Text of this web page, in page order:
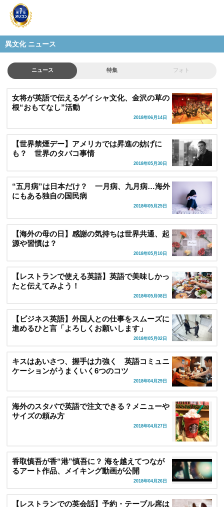
異文化 ニュース
ニュース 特集 フォト
女将が英語で伝えるゲイシャ文化、金沢の草の
根“おもてなし”活動
2018年06月14日
【世界禁煙デー】アメリカでは昇進の妨げに
も？ 世界のタバコ事情
2018年05月30日
“五月病”は日本だけ？ 一月病、九月病…海外
にもある独自の国民病
2018年05月25日
【海外の母の日】感謝の気持ちは世界共通、起
源や習慣は？
2018年05月10日
【レストランで使える英語】英語で美味しかっ
たと伝えてみよう！
2018年05月08日
【ビジネス英語】外国人との仕事をスムーズに
進めるひと言「よろしくお願いします」
2018年05月02日
キスはあいさつ、握手は力強く 英語コミュニ
ケーションがうまくいく6つのコツ
2018年04月29日
海外のスタバで英語で注文できる？メニューや
サイズの頼み方
2018年04月27日
香取慎吾が香“港”慎吾に？ 海を越えてつなが
るアート作品、メイキング動画が公開
2018年04月26日
【レストランでの英会話】予約・テーブル席は